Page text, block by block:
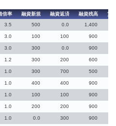
倍率 融資新規 融資返済 融資残高
貸
3.5 500 0.0 1,400
3.0 100 100 900
3.0 300 0.0 900
1.2 300 200 600
1.0 300 700 500
1.0 400 400 900
1.0 100 100 900
1.0 200 200 900
1.0 0.0 300 900